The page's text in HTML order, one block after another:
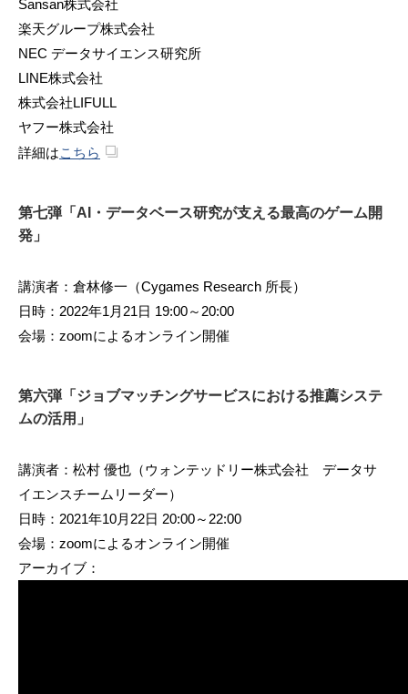
Sansan株式会社
楽天グループ株式会社
NEC データサイエンス研究所
LINE株式会社
株式会社LIFULL
ヤフー株式会社
詳細はこちら
第七弾「AI・データベース研究が支える最高のゲーム開
発」
講演者：倉林修一（Cygames Research 所長）
日時：2022年1月21日 19:00～20:00
会場：zoomによるオンライン開催
第六弾「ジョブマッチングサービスにおける推薦システ
ムの活用」
講演者：松村 優也（ウォンテッドリー株式会社 データサ
イエンスチームリーダー）
日時：2021年10月22日 20:00～22:00
会場：zoomによるオンライン開催
アーカイブ：